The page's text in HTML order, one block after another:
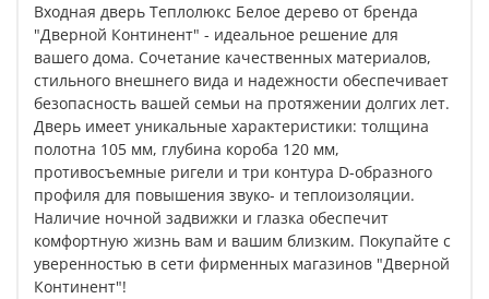
Входная дверь Теплолюкс Белое дерево от бренда
"Дверной Континент" - идеальное решение для
вашего дома. Сочетание качественных материалов,
стильного внешнего вида и надежности обеспечивает
безопасность вашей семьи на протяжении долгих лет.
Дверь имеет уникальные характеристики: толщина
полотна 105 мм, глубина короба 120 мм,
противосъемные ригели и три контура D-образного
профиля для повышения звуко- и теплоизоляции.
Наличие ночной задвижки и глазка обеспечит
комфортную жизнь вам и вашим близким. Покупайте с
уверенностью в сети фирменных магазинов "Дверной
Континент"!